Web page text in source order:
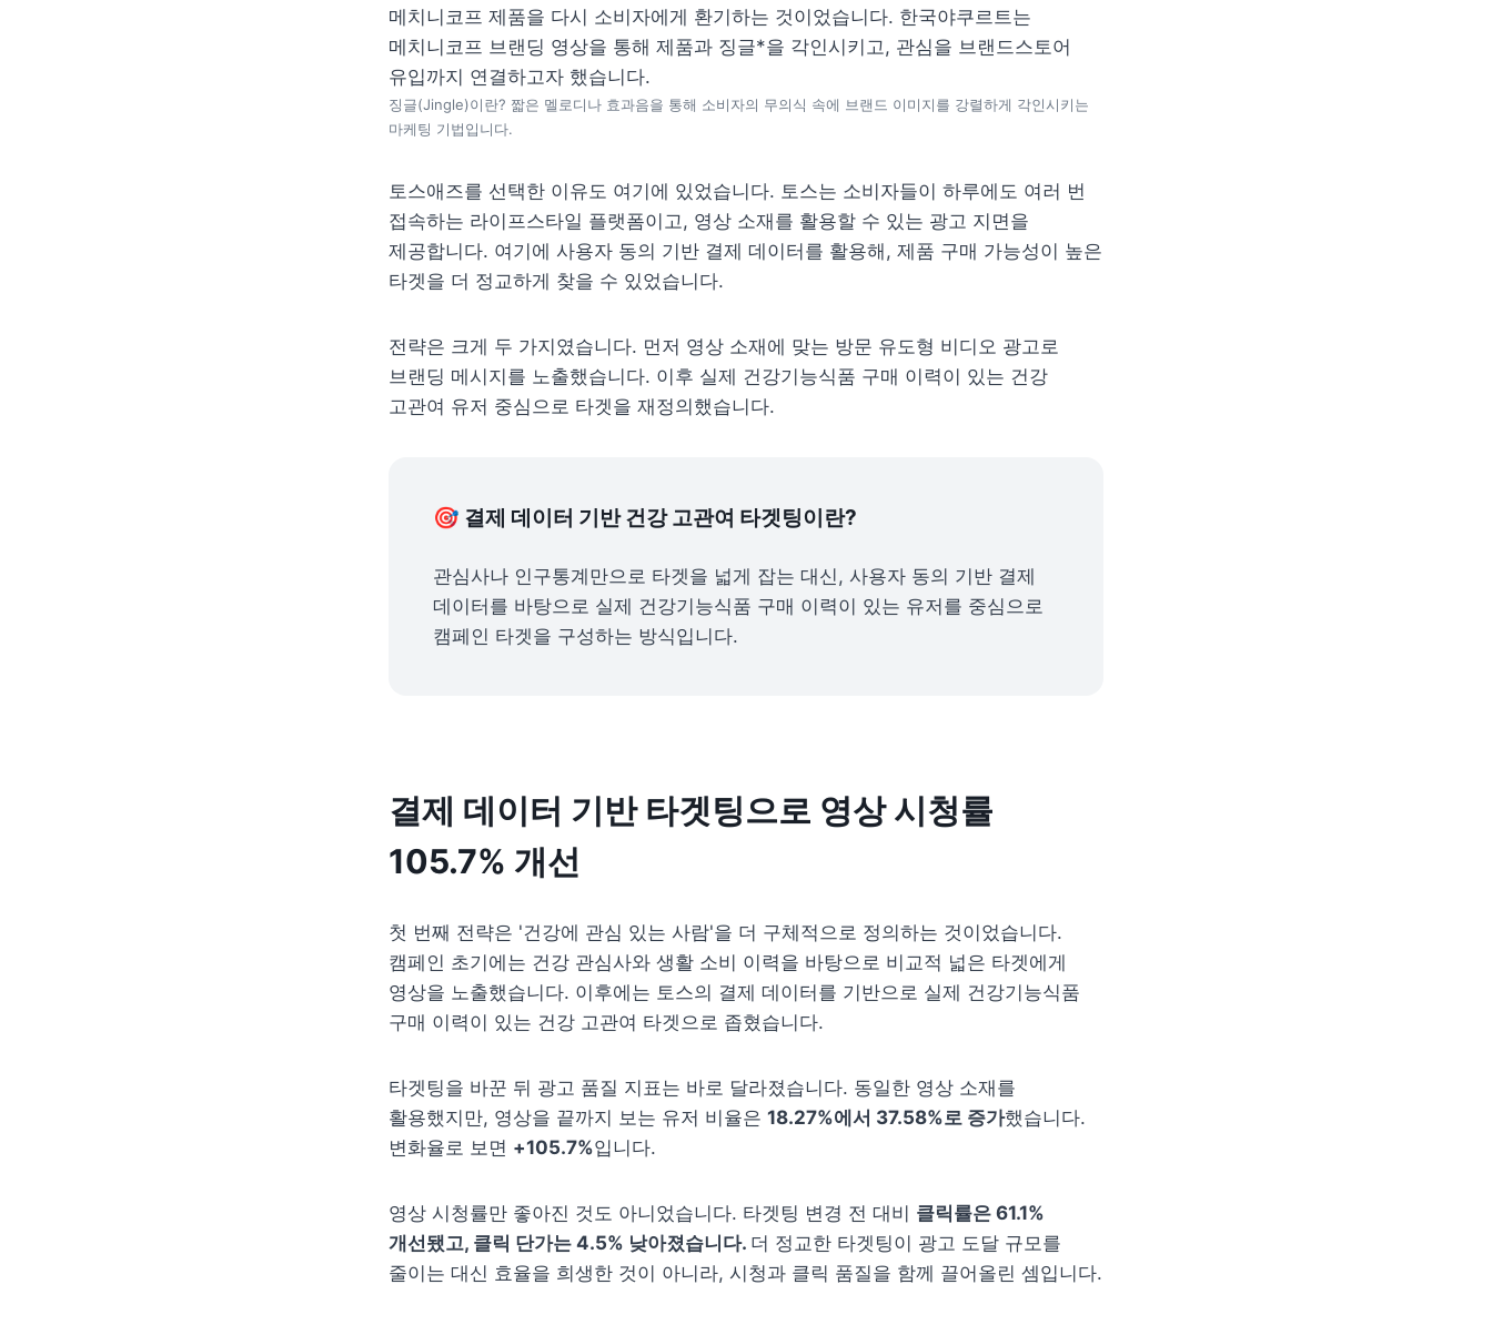
메치니코프 제품을 다시 소비자에게 환기하는 것이었습니다. 한국야쿠르트는
메치니코프 브랜딩 영상을 통해 제품과 징글*을 각인시키고, 관심을 브랜드스토어
징글(Jingle)이란? 짧은 멜로디나 효과음을 통해 소비자의 무의식 속에 브랜드 이미지를 강렬하게 각인시키는
마케팅 기법입니다.
토스애즈를 선택한 이유도 여기에 있었습니다. 토스는 소비자들이 하루에도 여러 번
접속하는 라이프스타일 플랫폼이고, 영상 소재를 활용할 수 있는 광고 지면을
제공합니다. 여기에 사용자 동의 기반 결제 데이터를 활용해, 제품 구매 가능성이 높은
타겟을 더 정교하게 찾을 수 있었습니다.
전략은 크게 두 가지였습니다. 먼저 영상 소재에 맞는 방문 유도형 비디오 광고로
브랜딩 메시지를 노출했습니다. 이후 실제 건강기능식품 구매 이력이 있는 건강
고관여 유저 중심으로 타겟을 재정의했습니다.
🎯 결제 데이터 기반 건강 고관여 타겟팅이란?
관심사나 인구통계만으로 타겟을 넓게 잡는 대신, 사용자 동의 기반 결제
데이터를 바탕으로 실제 건강기능식품 구매 이력이 있는 유저를 중심으로
캠페인 타겟을 구성하는 방식입니다.
결제 데이터 기반 타겟팅으로 영상 시청률
105.7% 개선
첫 번째 전략은 '건강에 관심 있는 사람'을 더 구체적으로 정의하는 것이었습니다.
캠페인 초기에는 건강 관심사와 생활 소비 이력을 바탕으로 비교적 넓은 타겟에게
영상을 노출했습니다. 이후에는 토스의 결제 데이터를 기반으로 실제 건강기능식품
구매 이력이 있는 건강 고관여 타겟으로 좁혔습니다.
타겟팅을 바꾼 뒤 광고 품질 지표는 바로 달라졌습니다. 동일한 영상 소재를
활용했지만, 영상을 끝까지 보는 유저 비율은 18.27%에서 37.58%로 증가했습니다.
변화율로 보면 +105.7%입니다.
영상 시청률만 좋아진 것도 아니었습니다. 타겟팅 변경 전 대비 클릭률은 61.1%
개선됐고, 클릭 단가는 4.5% 낮아졌습니다. 더 정교한 타겟팅이 광고 도달 규모를
줄이는 대신 효율을 희생한 것이 아니라, 시청과 클릭 품질을 함께 끌어올린 셈입니다.